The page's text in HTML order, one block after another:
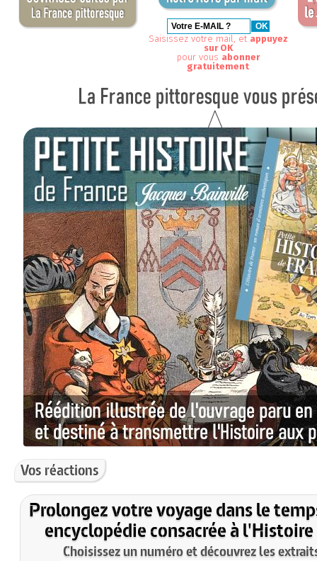
Saisissez votre mail, et appuyez
sur OK
pour vous abonner
gratuitement
Vos réactions
Prolongez votre voyage dans le
encyclopédie consacrée à l'Histoire
Choisissez un numéro et découvrez les